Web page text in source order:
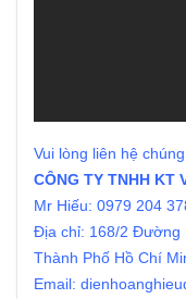
Vui lòng liên hệ
CÔNG TY TNHH KT
Mr Hiếu: 0979 204
Địa chỉ: 168/2 Đường
Thành Phố Hồ Chí
Email: